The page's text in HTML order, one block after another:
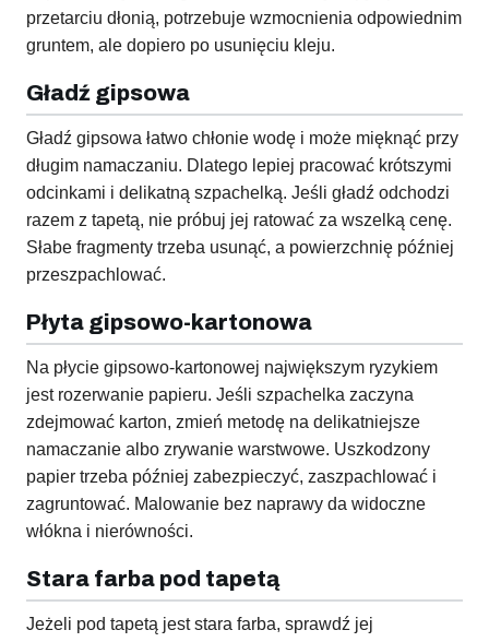
przetarciu dłonią, potrzebuje wzmocnienia odpowiednim
gruntem, ale dopiero po usunięciu kleju.
Gładź gipsowa
Gładź gipsowa łatwo chłonie wodę i może mięknąć przy
długim namaczaniu. Dlatego lepiej pracować krótszymi
odcinkami i delikatną szpachelką. Jeśli gładź odchodzi
razem z tapetą, nie próbuj jej ratować za wszelką cenę.
Słabe fragmenty trzeba usunąć, a powierzchnię później
przeszpachlować.
Płyta gipsowo-kartonowa
Na płycie gipsowo-kartonowej największym ryzykiem
jest rozerwanie papieru. Jeśli szpachelka zaczyna
zdejmować karton, zmień metodę na delikatniejsze
namaczanie albo zrywanie warstwowe. Uszkodzony
papier trzeba później zabezpieczyć, zaszpachlować i
zagruntować. Malowanie bez naprawy da widoczne
włókna i nierówności.
Stara farba pod tapetą
Jeżeli pod tapetą jest stara farba, sprawdź jej